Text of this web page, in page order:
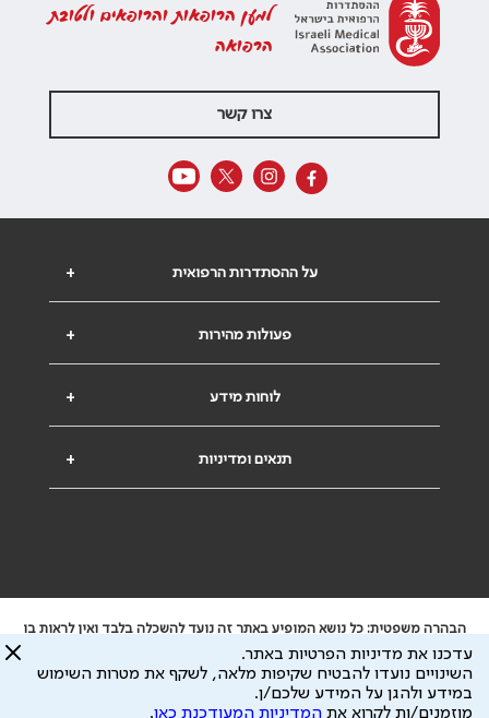
למען הרופאות והרופאים ולטובת
הרפואה
צרו קשר
+ על ההסתדרות הרפואית
+ פעולות מהירות
+ לוחות מידע
+ תנאים ומדיניות
הבהרה משפטית: כל נושא המופיע באתר זה נועד להשכלה בלבד ואין לראות בו
ייעוץ רפואי או משפטי. אין הר"י אחראית לתוכן המתפרסם באתר זה ולכל נזק
שעלול להיגרם.
ידוע לי שהר"י אוספת ושומרת מידע אישי לצורך מתן השרות וכי חלק ממנו עשוי
להיות מועבר לצדדים שלישיים, הכל בכפוף למדיניות הפרטיות
עדכנו את מדיניות הפרטיות באתר.
השינויים נועדו להבטיח שקיפות מלאה, לשקף את מטרות השימוש
במידע ולהגן על המידע שלכם/ן.
מוזמנים/ות לקרוא את המדיניות המעודכנת כאן.